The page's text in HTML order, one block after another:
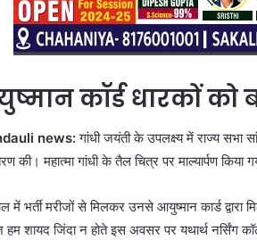
कॉर्ड धारकों को
news:गांधी जयंती के उपलक्ष्य में राज्य सभा
की। महात्मा गांधी के तैल चित्र पर माल्यार्पण किया
में भर्ती मरीजों से मिलकर उनसे आयुष्मान कार्ड
शायद जिंदा न होते इस अवसर पर यथार्थ नर्सिंग